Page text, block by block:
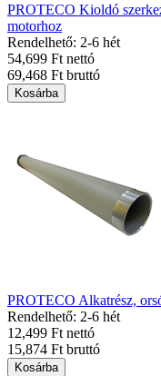
PROTECO Kioldó
motorhoz
Rendelhető: 2-6 hét
54,699 Ft nettó
69,468 Ft bruttó
Kosárba
PROTECO Alkatrész,
Rendelhető: 2-6 hét
12,499 Ft nettó
15,874 Ft bruttó
Kosárba